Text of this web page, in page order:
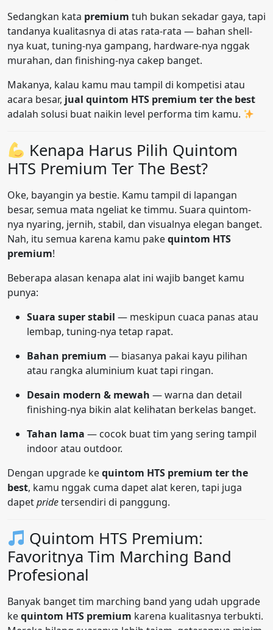
Sedangkan kata premium tuh bukan sekadar gaya, tapi
tandanya kualitasnya di atas rata-rata — bahan shell-
nya kuat, tuning-nya gampang, hardware-nya nggak
murahan, dan finishing-nya cakep banget.
Makanya, kalau kamu mau tampil di kompetisi atau
acara besar, jual quintom HTS premium ter the best
adalah solusi buat naikin level performa tim kamu.
Kenapa Harus Pilih Quintom
HTS Premium Ter The Best?
Oke, bayangin ya bestie. Kamu tampil di lapangan
besar, semua mata ngeliat ke timmu. Suara quintom-
nya nyaring, jernih, stabil, dan visualnya elegan banget.
Nah, itu semua karena kamu pakequintom HTS
premium!
Beberapa alasan kenapa alat ini wajib banget kamu
punya:
Suara super stabil — meskipun cuaca panas atau
lembap, tuning-nya tetap rapat.
Bahan premium — biasanya pakai kayu pilihan
atau rangka aluminium kuat tapi ringan.
Desain modern & mewah — warna dan detail
finishing-nya bikin alat kelihatan berkelas banget.
Tahan lama — cocok buat tim yang sering tampil
indoor atau outdoor.
Dengan upgrade kequintom HTS premium ter the
best, kamu nggak cuma dapet alat keren, tapi juga
dapetpridetersendiri di panggung.
Quintom HTS Premium:
Favoritnya Tim Marching Band
Profesional
Banyak banget tim marching band yang udah upgrade
kequintom HTS premium karena kualitasnya terbukti.